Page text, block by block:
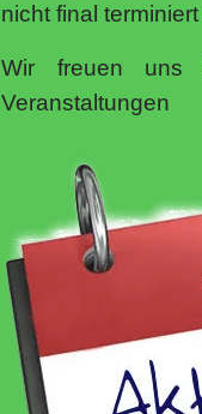
nicht final terminiert
Wir freuen uns
Veranstaltungen